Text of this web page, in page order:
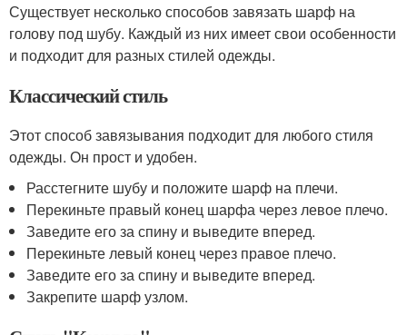
Существует несколько способов завязать шарф на
голову под шубу. Каждый из них имеет свои особенности
и подходит для разных стилей одежды.
Классический стиль
Этот способ завязывания подходит для любого стиля
одежды. Он прост и удобен.
Расстегните шубу и положите шарф на плечи.
Перекиньте правый конец шарфа через левое плечо.
Заведите его за спину и выведите вперед.
Перекиньте левый конец через правое плечо.
Заведите его за спину и выведите вперед.
Закрепите шарф узлом.